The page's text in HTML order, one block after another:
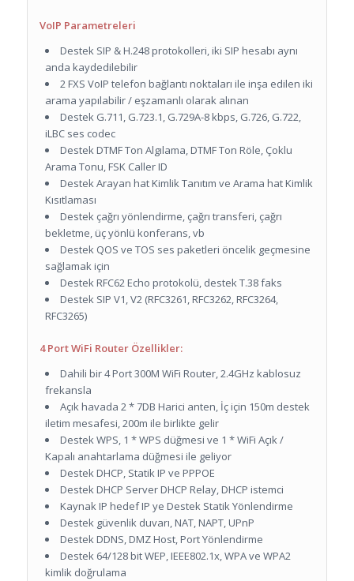
VoIP Parametreleri
Destek SIP & H.248 protokolleri, iki SIP hesabı aynı
anda kaydedilebilir
2 FXS VoIP telefon bağlantı noktaları ile inşa edilen iki
arama yapılabilir / eşzamanlı olarak alınan
Destek G.711, G.723.1, G.729A-8 kbps, G.726, G.722,
iLBC ses codec
Destek DTMF Ton Algılama, DTMF Ton Röle, Çoklu
Arama Tonu, FSK Caller ID
Destek Arayan hat Kimlik Tanıtım ve Arama hat Kimlik
Kısıtlaması
Destek çağrı yönlendirme, çağrı transferi, çağrı
bekletme, üç yönlü konferans, vb
Destek QOS ve TOS ses paketleri öncelik geçmesine
sağlamak için
Destek RFC62 Echo protokolü, destek T.38 faks
Destek SIP V1, V2 (RFC3261, RFC3262, RFC3264,
RFC3265)
4 Port WiFi Router Özellikler:
Dahili bir 4 Port 300M WiFi Router, 2.4GHz kablosuz
frekansla
Açık havada 2 * 7DB Harici anten, İç için 150m destek
iletim mesafesi, 200m ile birlikte gelir
Destek WPS, 1 * WPS düğmesi ve 1 * WiFi Açık /
Kapalı anahtarlama düğmesi ile geliyor
Destek DHCP, Statik IP ve PPPOE
Destek DHCP Server DHCP Relay, DHCP istemci
Kaynak IP hedef IP ye Destek Statik Yönlendirme
Destek güvenlik duvarı, NAT, NAPT, UPnP
Destek DDNS, DMZ Host, Port Yönlendirme
Destek 64/128 bit WEP, IEEE802.1x, WPA ve WPA2
kimlik doğrulama